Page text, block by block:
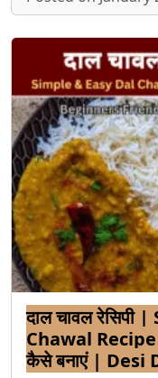
दाल चावल
Chawal Recipe
कैसे बनाएं | Desi